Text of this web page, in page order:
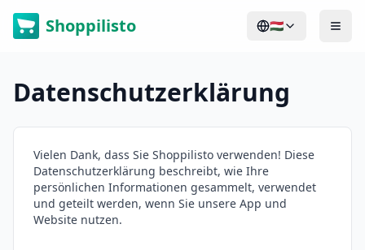
Shoppilisto 🇭🇺
Datenschutzerklärung
Vielen Dank, dass Sie Shoppilisto verwenden! Diese
Datenschutzerklärung beschreibt, wie Ihre
persönlichen Informationen gesammelt, verwendet
und geteilt werden, wenn Sie unsere App und
Website nutzen.